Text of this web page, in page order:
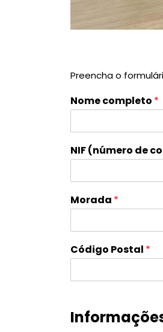
Preencha o
Nome completo *
NIF (número de
Morada *
Código Postal *